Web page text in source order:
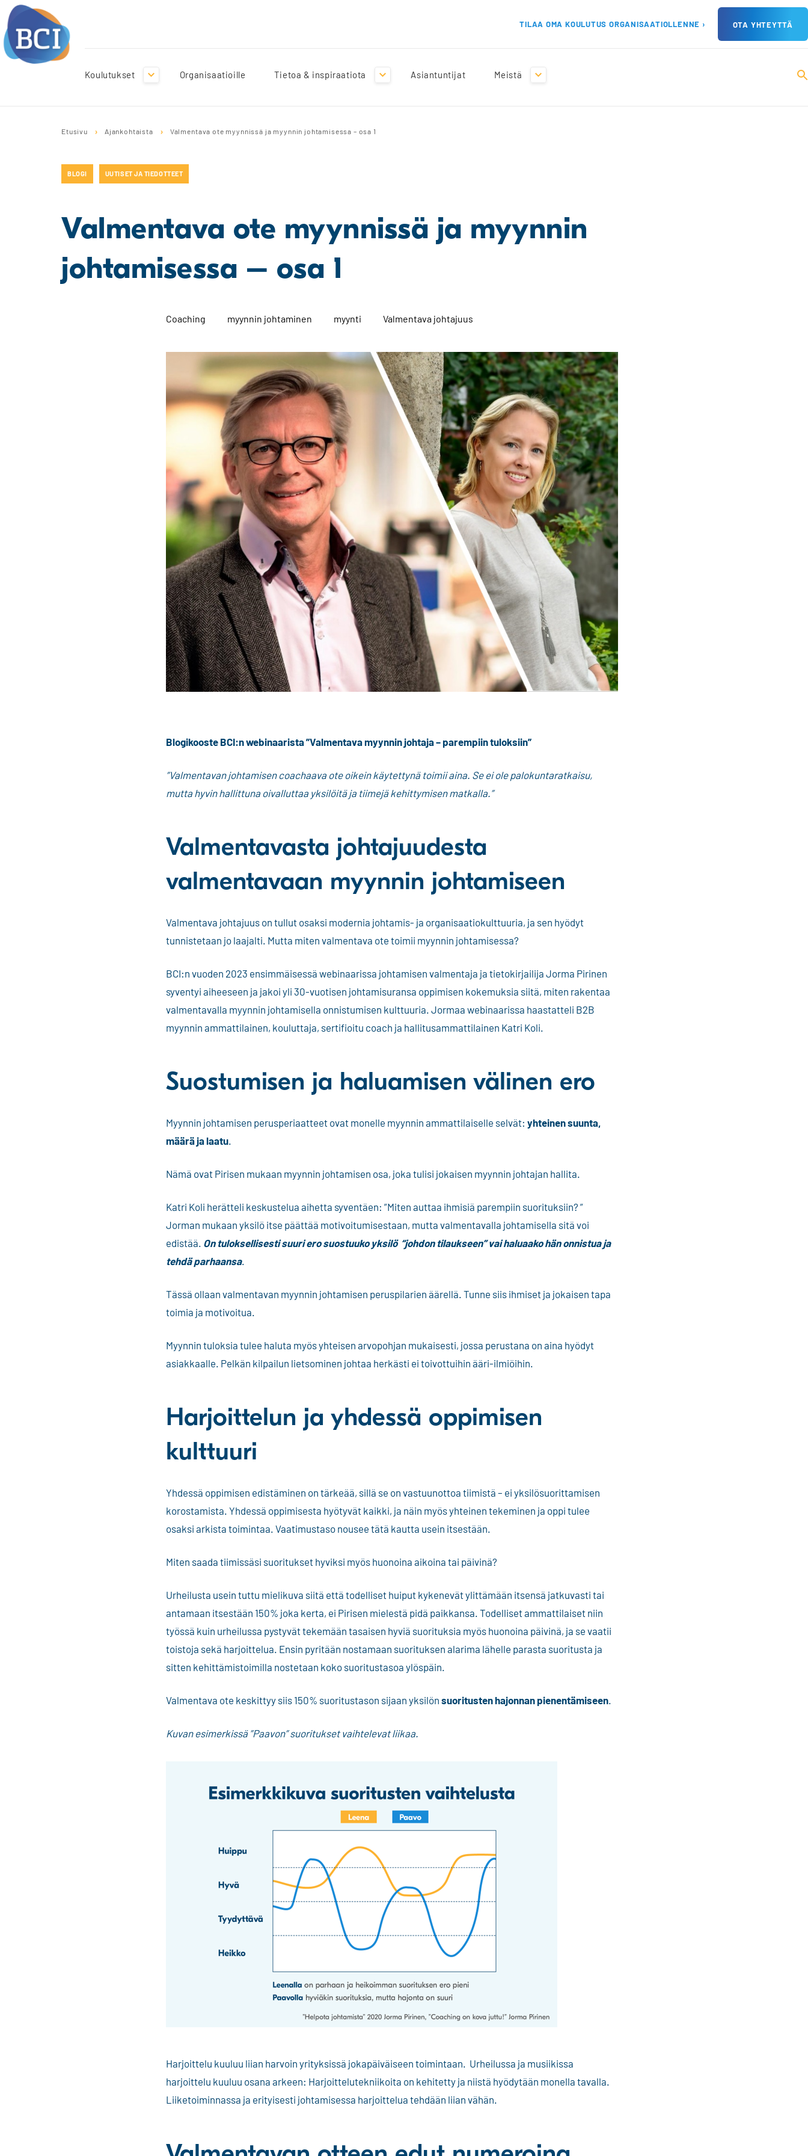
TILAA OMA KOULUTUS ORGANISAATIOLLENNE › OTA YHTEYTTÄ
Koulutukset Organisaatioille Tietoa & inspiraatiota Asiantuntijat Meistä
Etusivu Ajankohtaista Valmentava ote myynnissä ja myynnin johtamisessa – osa 1
BLOGI UUTISET JA TIEDOTTEET
Valmentava ote myynnissä ja myynnin
johtamisessa – osa 1
Coaching myynnin johtaminen myynti Valmentava johtajuus
Blogikooste BCI:n webinaarista ”Valmentava myynnin johtaja – parempiin tuloksiin”
”Valmentavan johtamisen coachaava ote oikein käytettynä toimii aina. Se ei ole palokuntaratkaisu,
mutta hyvin hallittuna oivalluttaa yksilöitä ja tiimejä kehittymisen matkalla.”
Valmentavasta johtajuudesta
valmentavaan myynnin johtamiseen
Valmentava johtajuus on tullut osaksi modernia johtamis- ja organisaatiokulttuuria, ja sen hyödyt
tunnistetaan jo laajalti. Mutta miten valmentava ote toimii myynnin johtamisessa?
BCI:n vuoden 2023 ensimmäisessä webinaarissa johtamisen valmentaja ja tietokirjailija Jorma Pirinen
syventyi aiheeseen ja jakoi yli 30-vuotisen johtamisuransa oppimisen kokemuksia siitä, miten rakentaa
valmentavalla myynnin johtamisella onnistumisen kulttuuria. Jormaa webinaarissa haastatteli B2B
myynnin ammattilainen, kouluttaja, sertifioitu coach ja hallitusammattilainen Katri Koli.
Suostumisen ja haluamisen välinen ero
Myynnin johtamisen perusperiaatteet ovat monelle myynnin ammattilaiselle selvät: yhteinen suunta,
määrä ja laatu.
Nämä ovat Pirisen mukaan myynnin johtamisen osa, joka tulisi jokaisen myynnin johtajan hallita.
Katri Koli herätteli keskustelua aihetta syventäen: ”Miten auttaa ihmisiä parempiin suorituksiin? ”
Jorman mukaan yksilö itse päättää motivoitumisestaan, mutta valmentavalla johtamisella sitä voi
edistää. On tuloksellisesti suuri ero suostuuko yksilö “johdon tilaukseen” vai haluaako hän onnistua ja
tehdä parhaansa.
Tässä ollaan valmentavan myynnin johtamisen peruspilarien äärellä. Tunne siis ihmiset ja jokaisen tapa
toimia ja motivoitua.
Myynnin tuloksia tulee haluta myös yhteisen arvopohjan mukaisesti, jossa perustana on aina hyödyt
asiakkaalle. Pelkän kilpailun lietsominen johtaa herkästi ei toivottuihin ääri-ilmiöihin.
Harjoittelun ja yhdessä oppimisen
kulttuuri
Yhdessä oppimisen edistäminen on tärkeää, sillä se on vastuunottoa tiimistä – ei yksilösuorittamisen
korostamista. Yhdessä oppimisesta hyötyvät kaikki, ja näin myös yhteinen tekeminen ja oppi tulee
osaksi arkista toimintaa. Vaatimustaso nousee tätä kautta usein itsestään.
Miten saada tiimissäsi suoritukset hyviksi myös huonoina aikoina tai päivinä?
Urheilusta usein tuttu mielikuva siitä että todelliset huiput kykenevät ylittämään itsensä jatkuvasti tai
antamaan itsestään 150% joka kerta, ei Pirisen mielestä pidä paikkansa. Todelliset ammattilaiset niin
työssä kuin urheilussa pystyvät tekemään tasaisen hyviä suorituksia myös huonoina päivinä, ja se vaatii
toistoja sekä harjoittelua. Ensin pyritään nostamaan suorituksen alarima lähelle parasta suoritusta ja
sitten kehittämistoimilla nostetaan koko suoritustasoa ylöspäin.
Valmentava ote keskittyy siis 150% suoritustason sijaan yksilön suoritusten hajonnan pienentämiseen.
Kuvan esimerkissä ”Paavon” suoritukset vaihtelevat liikaa.
Harjoittelu kuuluu liian harvoin yrityksissä jokapäiväiseen toimintaan. Urheilussa ja musiikissa
harjoittelu kuuluu osana arkeen: Harjoittelutekniikoita on kehitetty ja niistä hyödytään monella tavalla.
Liiketoiminnassa ja erityisesti johtamisessa harjoittelua tehdään liian vähän.